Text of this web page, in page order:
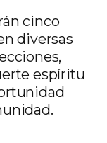
cinco
diversas
espíritu